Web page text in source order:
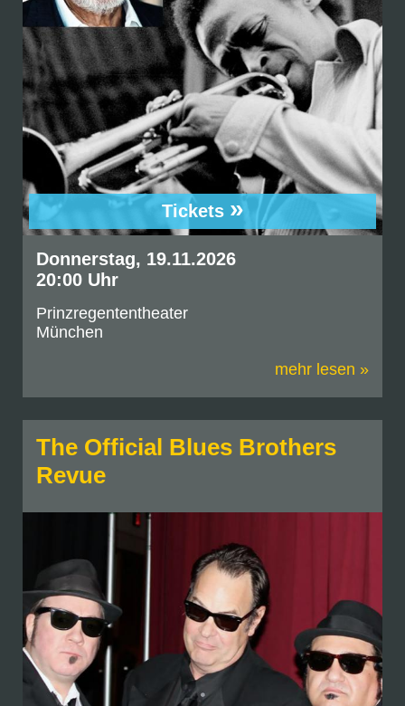
Tickets »
Donnerstag, 19.11.2026
20:00 Uhr
Prinzregententheater
München
mehr lesen »
The Official Blues Brothers
Revue